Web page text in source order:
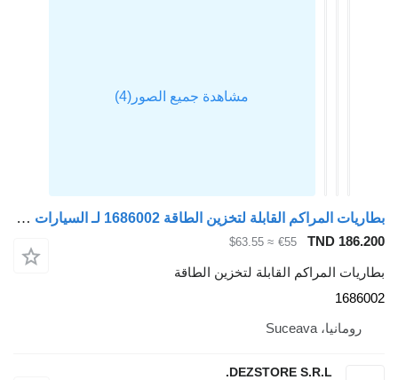
بطاريات المراكم القابلة لتخزين الطاقة 1686002 لـ السيارات القاطرة DAF XF
TND 186.200
€55
≈ $63.55
بطاريات المراكم القابلة لتخزين الطاقة
1686002
رومانيا، Suceava
DEZSTORE S.R.L.